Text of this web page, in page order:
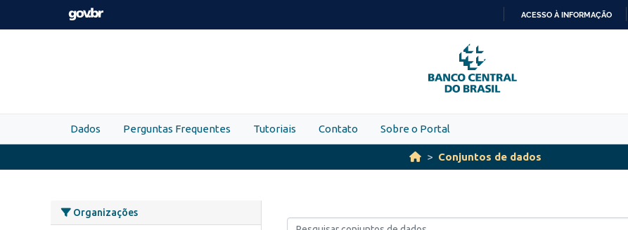
Skip to main content
PARA
O
CONTEÚDO
ACESSO À INFORMAÇÃO
Dados Perguntas Frequentes Tutoriais Contato Sobre o Portal
Conjuntos de dados
Organizações